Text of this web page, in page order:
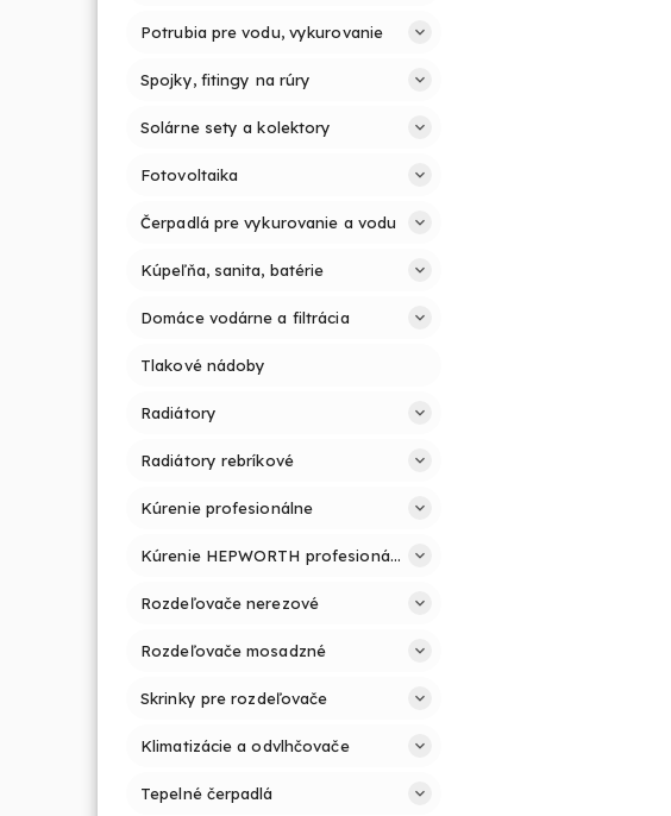
Potrubia pre vodu, vykurovanie
Spojky, fitingy na rúry
Solárne sety a kolektory
Fotovoltaika
Čerpadlá pre vykurovanie a vodu
Kúpeľňa, sanita, batérie
Domáce vodárne a filtrácia
Tlakové nádoby
Radiátory
Radiátory rebríkové
Kúrenie profesionálne
Kúrenie HEPWORTH profesionálne a jednoducho
Rozdeľovače nerezové
Rozdeľovače mosadzné
Skrinky pre rozdeľovače
Klimatizácie a odvlhčovače
Tepelné čerpadlá